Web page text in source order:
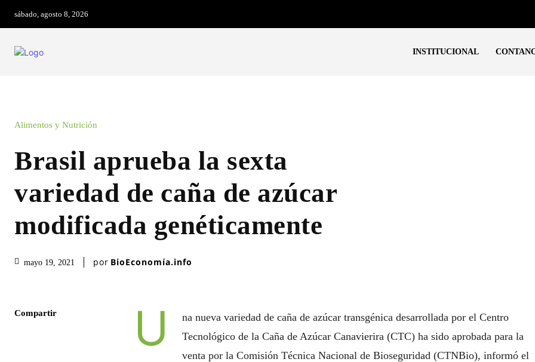
sábado, agosto 8, 2026
INSTITUCIONAL
Alimentos y Nutrición
Brasil aprueba la sexta
variedad de caña de azúcar
modificada genéticamente
mayo 19, 2021 por BioEconomía.info
Compartir U
na nueva variedad de caña de azúcar transgénica desarrollada por el Centro
Tecnológico de la Caña de Azúcar Canavierira (CTC) ha sido aprobada para la
venta por la Comisión Técnica Nacional de Bioseguridad (CTNBio), informó el